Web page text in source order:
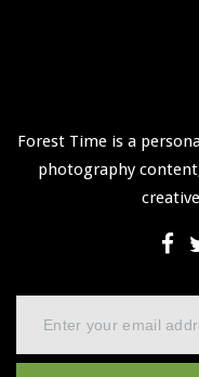
Forest Time is a
photography